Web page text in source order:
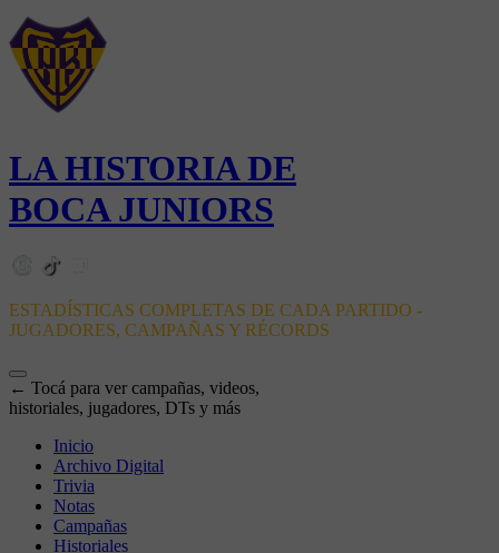
LA HISTORIA DE
BOCA JUNIORS
ESTADÍSTICAS COMPLETAS DE CADA PARTIDO -
JUGADORES, CAMPAÑAS Y RÉCORDS
← Tocá para ver campañas, videos,
historiales, jugadores, DTs y más
Inicio
Archivo Digital
Trivia
Notas
Campañas
Historiales